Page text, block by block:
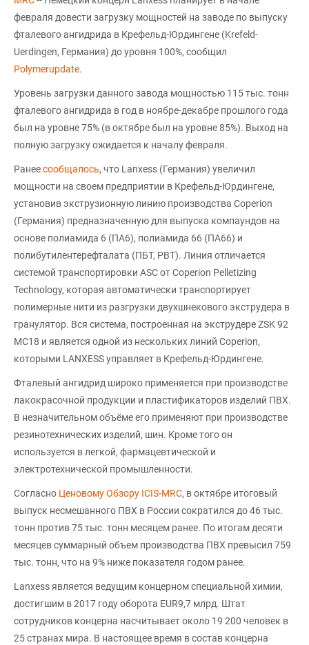
февраля довести загрузку мощностей на заводе по выпуску
фталевого ангидрида в Крефельд-Юрдингене (Krefeld-
Uerdingen, Германия) до уровня 100%, сообщил
Polymerupdate.
Уровень загрузки данного завода мощностью 115 тыс. тонн
фталевого ангидрида в год в ноябре-декабре прошлого года
был на уровне 75% (в октябре был на уровне 85%). Выход на
полную загрузку ожидается к началу февраля.
Ранеесообщалось, что Lanxess (Германия) увеличил
мощности на своем предприятии в Крефельд-Юрдингене,
установив экструзионную линию производства Coperion
(Германия) предназначенную для выпуска компаундов на
основе полиамида 6 (ПА6), полиамида 66 (ПА66) и
полибутилентерефталата (ПБТ, PBT). Линия отличается
системой транспортировки ASC от Coperion Pelletizing
Technology, которая автоматически транспортирует
полимерные нити из разгрузки двухшнекового экструдера в
гранулятор. Вся система, построенная на экструдере ZSK 92
MС18 и является одной из нескольких линий Coperion,
которыми LANXESS управляет в Крефельд-Юрдингене.
Фталевый ангидрид широко применяется при производстве
лакокрасочной продукции и пластификаторов изделий ПВХ.
В незначительном объёме его применяют при производстве
резинотехнических изделий, шин. Кроме того он
используется в легкой, фармацевтической и
электротехнической промышленности.
Согласно Ценовому Обзору ICIS-MRC, в октябре итоговый
выпуск несмешанного ПВХ в России сократился до 46 тыс.
тонн против 75 тыс. тонн месяцем ранее. По итогам десяти
месяцев суммарный объем производства ПВХ превысил 759
тыс. тонн, что на 9% ниже показателя годом ранее.
Lanxess является ведущим концерном специальной химии,
достигшим в 2017 году оборота EUR9,7 млрд. Штат
сотрудников концерна насчитывает около 19 200 человек в
25 странах мира. В настоящее время в состав концерна